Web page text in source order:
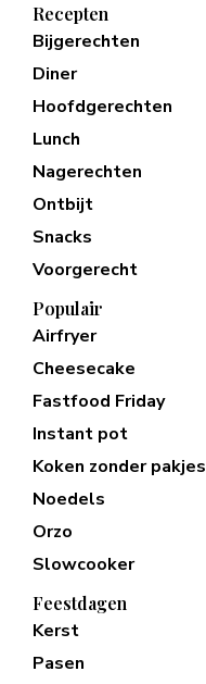
Recepten
Bijgerechten
Diner
Hoofdgerechten
Lunch
Nagerechten
Ontbijt
Snacks
Voorgerecht
Populair
Airfryer
Cheesecake
Fastfood Friday
Instant pot
Koken zonder pakjes
Noedels
Orzo
Slowcooker
Feestdagen
Kerst
Pasen